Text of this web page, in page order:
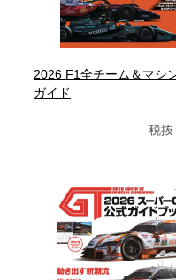
2026 F1全チーム＆マシ
ガイド
税抜